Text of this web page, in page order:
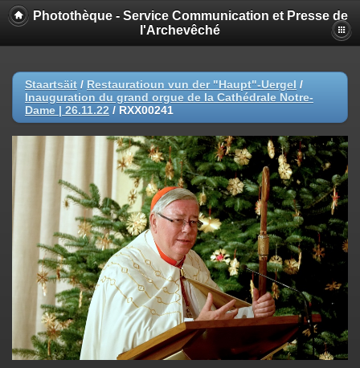
Photothèque - Service Communication et Presse de
l'Archevêché
Staartsäit / Restauratioun vun der "Haupt"-Uergel /
Inauguration du grand orgue de la Cathédrale Notre-
Dame | 26.11.22 / RXX00241